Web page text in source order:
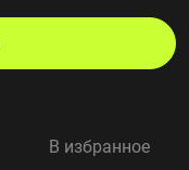
В избранное